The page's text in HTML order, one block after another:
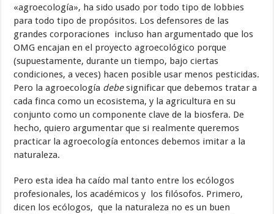
«agroecología», ha sido usado por todo tipo de lobbies
para todo tipo de propósitos. Los defensores de las
grandes corporaciones incluso han argumentado que los
OMG encajan en el proyecto agroecológico porque
(supuestamente, durante un tiempo, bajo ciertas
condiciones, a veces) hacen posible usar menos pesticidas.
Pero la agroecología debesignificar que debemos tratar a
cada finca como un ecosistema, y la agricultura en su
conjunto como un componente clave de la biosfera. De
hecho, quiero argumentar que si realmente queremos
practicar la agroecología entonces debemos imitar a la
naturaleza.
Pero esta idea ha caído mal tanto entre los ecólogos
profesionales, los académicos y los filósofos. Primero,
dicen los ecólogos, que la naturaleza no es un buen